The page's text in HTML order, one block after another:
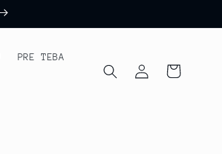
PRE TEBA
sa
Košík